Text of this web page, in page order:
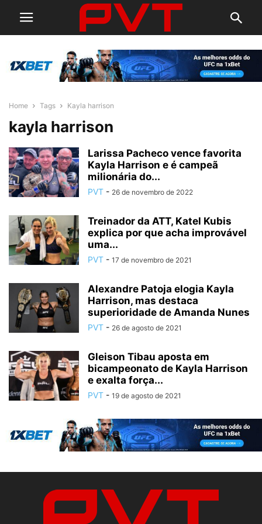
Home Tags Kayla harrison
kayla harrison
Larissa Pacheco vence favorita
Kayla Harrison e é campeã
milionária do...
PVT - 26 de novembro de 2022
Treinador da ATT, Katel Kubis
explica por que acha improvável
uma...
PVT - 17 de novembro de 2021
Alexandre Patoja elogia Kayla
Harrison, mas destaca
superioridade de Amanda Nunes
PVT - 26 de agosto de 2021
Gleison Tibau aposta em
bicampeonato de Kayla Harrison
e exalta força...
PVT - 19 de agosto de 2021